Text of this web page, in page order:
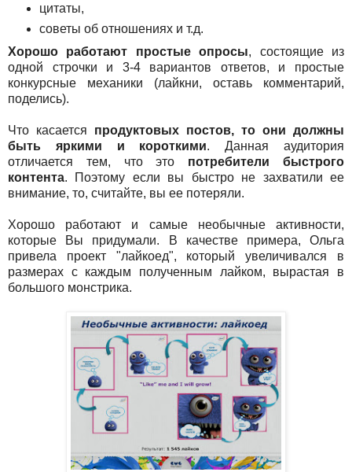
цитаты,
советы об отношениях и т.д.
Хорошо работают простые опросы, состоящие из
одной строчки и 3-4 вариантов ответов, и простые
конкурсные механики (лайкни, оставь комментарий,
поделись).
Что касается продуктовых постов, то они должны
быть яркими и короткими. Данная аудитория
отличается тем, что это потребители быстрого
контента. Поэтому если вы быстро не захватили ее
внимание, то, считайте, вы ее потеряли.
Хорошо работают и самые необычные активности,
которые Вы придумали. В качестве примера, Ольга
привела проект "лайкоед", который увеличивался в
размерах с каждым полученным лайком, вырастая в
большого монстрика.